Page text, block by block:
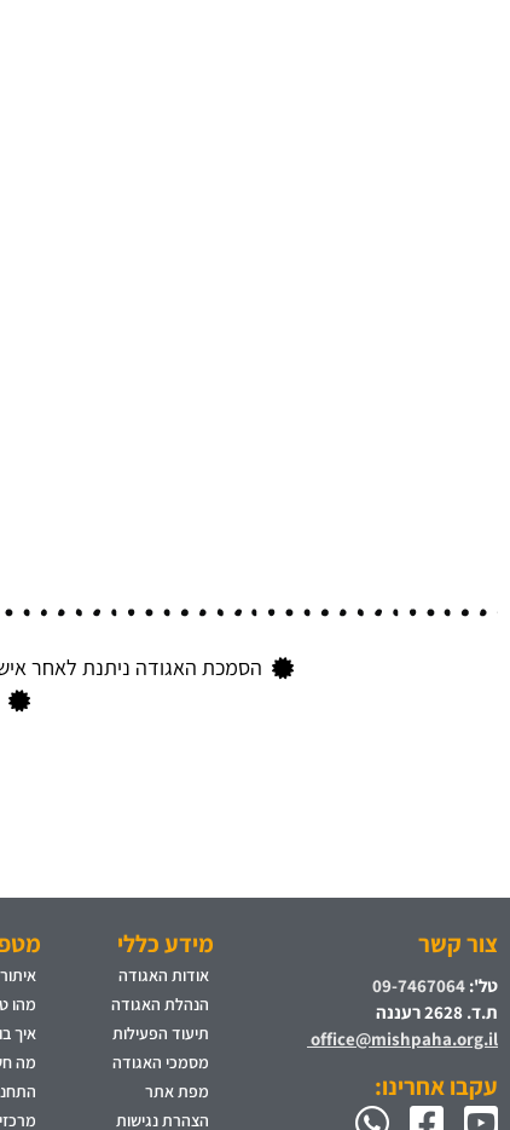
הסמכת האגודה ניתנת לאחר
צור קשר
טל': 09-7467064
ת.ד. 2628 רעננה
office@mishpaha.org.il
עקבו אחרינו:
מידע כללי
אודות האגודה
הנהלת האגודה
תיעוד הפעילות
מסמכי האגודה
מפת אתר
הצהרת נגישות
מהו
איך
מה